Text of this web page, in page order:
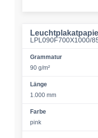
LPL090F700X1000/
Grammatur
90 g/m²
Länge
1.000 mm
Farbe
pink